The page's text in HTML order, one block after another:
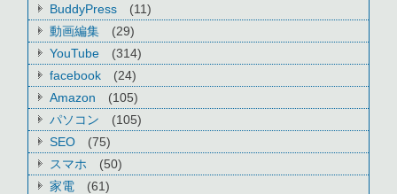
BuddyPress
(11)
動画編集
(29)
YouTube
(314)
facebook
(24)
Amazon
(105)
パソコン
(105)
SEO
(75)
スマホ
(50)
家電
(61)